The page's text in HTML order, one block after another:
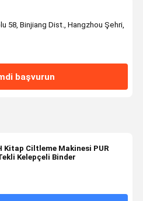
58, Binjiang Dist., Hangzhou Şehri,
başvurun
Kitap Ciltleme Makinesi PUR
Kelepçeli Binder